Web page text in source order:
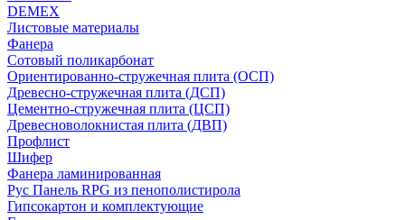
DEMEX
Листовые материалы
Фанера
Сотовый поликарбонат
Ориентированно-стружечная плита (ОСП)
Древесно-стружечная плита (ДСП)
Цементно-стружечная плита (ЦСП)
Древесноволокнистая плита (ДВП)
Профлист
Шифер
Фанера ламинированная
Рус Панель RPG из пенополистирола
Гипсокартон и комплектующие